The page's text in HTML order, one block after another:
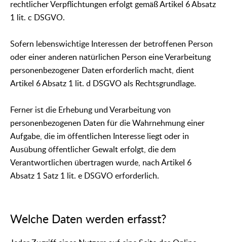
rechtlicher Verpflichtungen erfolgt gemäß Artikel 6 Absatz
1 lit. c DSGVO.
Sofern lebenswichtige Interessen der betroffenen Person
oder einer anderen natürlichen Person eine Verarbeitung
personenbezogener Daten erforderlich macht, dient
Artikel 6 Absatz 1 lit. d DSGVO als Rechtsgrundlage.
Ferner ist die Erhebung und Verarbeitung von
personenbezogenen Daten für die Wahrnehmung einer
Aufgabe, die im öffentlichen Interesse liegt oder in
Ausübung öffentlicher Gewalt erfolgt, die dem
Verantwortlichen übertragen wurde, nach Artikel 6
Absatz 1 Satz 1 lit. e DSGVO erforderlich.
Welche Daten werden erfasst?